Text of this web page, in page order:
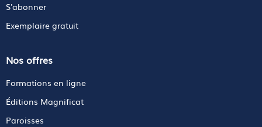
S'abonner
Exemplaire gratuit
Nos offres
Formations en ligne
Éditions Magnificat
Paroisses